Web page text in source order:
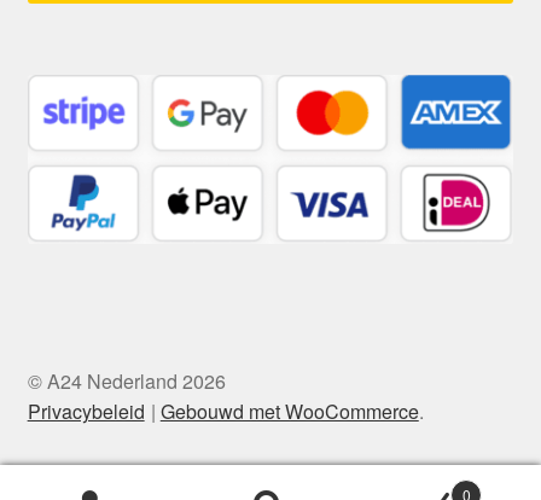
© A24 Nederland 2026
Privacybeleid
Gebouwd met WooCommerce.
0